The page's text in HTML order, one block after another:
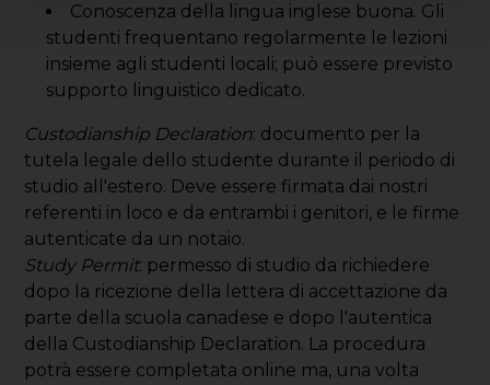
Conoscenza della lingua inglese buona. Gli
studenti frequentano regolarmente le lezioni
insieme agli studenti locali; può essere previsto
supporto linguistico dedicato.
Custodianship Declaration: documento per la
tutela legale dello studente durante il periodo di
studio all'estero. Deve essere firmata dai nostri
referenti in loco e da entrambi i genitori, e le firme
autenticate da un notaio.
Study Permit: permesso di studio da richiedere
dopo la ricezione della lettera di accettazione da
parte della scuola canadese e dopo l'autentica
della Custodianship Declaration. La procedura
potrà essere completata online ma, una volta